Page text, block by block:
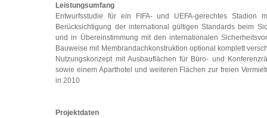
Leistungsumfang
Entwurfsstudie für ein FIFA- und UEFA-gerechtes Stadion
Berücksichtigung der international gültigen Standards beim
und in Übereinstimmung mit den internationalen
Bauweise mit Membrandachkonstruktion optional komplett
Nutzungskonzept mit Ausbauflächen für Büro- und
sowie einem Aparthotel und weiteren Flächen zur freien
in 2010
Projektdaten